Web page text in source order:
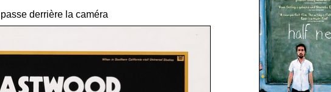
derrière la caméra